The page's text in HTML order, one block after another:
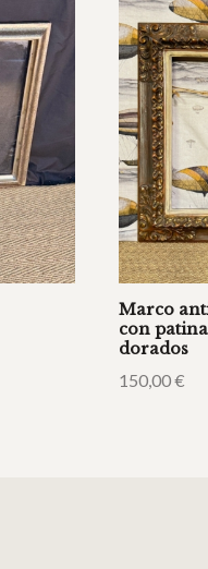
Marco
con
dorados
150,00€